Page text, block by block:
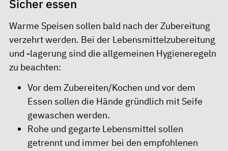
Sicher essen
Warme Speisen sollen bald nach der Zubereitung
verzehrt werden. Bei der Lebensmittelzubereitung
und -lagerung sind die allgemeinen Hygieneregeln
zu beachten:
Vor dem Zubereiten/Kochen und vor dem
Essen sollen die Hände gründlich mit Seife
gewaschen werden.
Rohe und gegarte Lebensmittel sollen
getrennt und immer bei den empfohlenen